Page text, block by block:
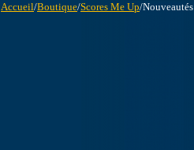
Accueil/Boutique/Scores Me Up/Nouveautés